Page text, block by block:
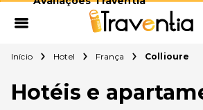
Início Hotel França Collioure
Hotéis e